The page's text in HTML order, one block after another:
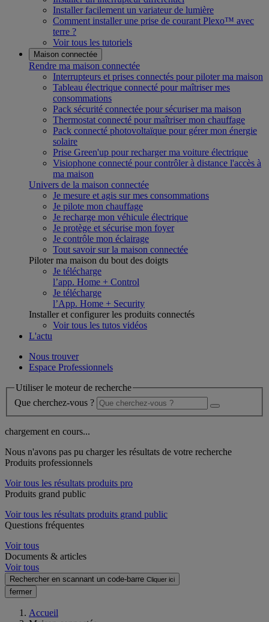
Installer facilement un variateur de lumière
Comment installer une prise de courant Plexo™ avec
terre ?
Voir tous les tutoriels
Maison connectée
Rendre ma maison connectée
Interrupteurs et prises connectés pour piloter ma maison
Tableau électrique connecté pour maîtriser mes
consommations
Pack sécurité connectée pour sécuriser ma maison
Thermostat connecté pour maîtriser mon chauffage
Pack connecté photovoltaïque pour gérer mon énergie
solaire
Prise Green'up pour recharger ma voiture électrique
Visiophone connecté pour contrôler à distance l'accès à
ma maison
Univers de la maison connectée
Je mesure et agis sur mes consommations
Je pilote mon chauffage
Je recharge mon véhicule électrique
Je protège et sécurise mon foyer
Je contrôle mon éclairage
Tout savoir sur la maison connectée
Piloter ma maison du bout des doigts
Je télécharge
l’app. Home + Control
Je télécharge
l’App. Home + Security
Installer et configurer les produits connectés
Voir tous les tutos vidéos
L'actu
Nous trouver
Espace Professionnels
Utiliser le moteur de recherche
Que cherchez-vous ?
chargement en cours...
Nous n'avons pas pu charger les résultats de votre recherche
Produits professionnels
Voir tous les résultats produits pro
Produits grand public
Voir tous les résultats produits grand public
Questions fréquentes
Voir tous
Documents & articles
Voir tous
Rechercher en scannant un code-barre Cliquer ici
fermer
Accueil